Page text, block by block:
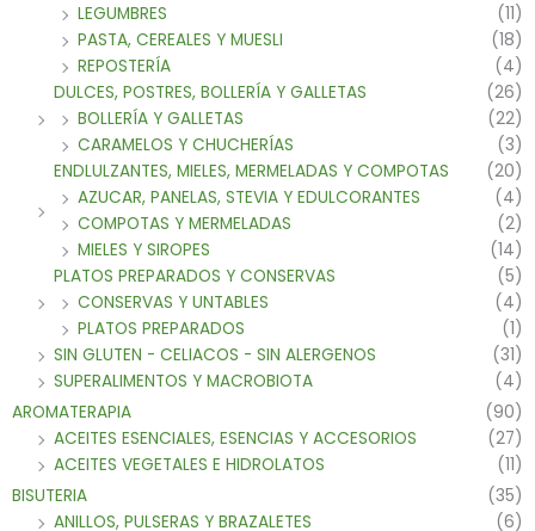
LEGUMBRES
(11)
PASTA, CEREALES Y MUESLI
(18)
REPOSTERÍA
(4)
DULCES, POSTRES, BOLLERÍA Y GALLETAS
(26)
BOLLERÍA Y GALLETAS
(22)
CARAMELOS Y CHUCHERÍAS
(3)
ENDLULZANTES, MIELES, MERMELADAS Y COMPOTAS
(20)
AZUCAR, PANELAS, STEVIA Y EDULCORANTES
(4)
COMPOTAS Y MERMELADAS
(2)
MIELES Y SIROPES
(14)
PLATOS PREPARADOS Y CONSERVAS
(5)
CONSERVAS Y UNTABLES
(4)
PLATOS PREPARADOS
(1)
SIN GLUTEN - CELIACOS - SIN ALERGENOS
(31)
SUPERALIMENTOS Y MACROBIOTA
(4)
AROMATERAPIA
(90)
ACEITES ESENCIALES, ESENCIAS Y ACCESORIOS
(27)
ACEITES VEGETALES E HIDROLATOS
(11)
BISUTERIA
(35)
ANILLOS, PULSERAS Y BRAZALETES
(6)